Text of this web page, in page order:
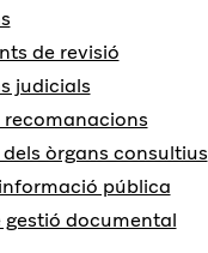
de revisió
judicials
recomanacions
òrgans consultius
pública
gestió documental